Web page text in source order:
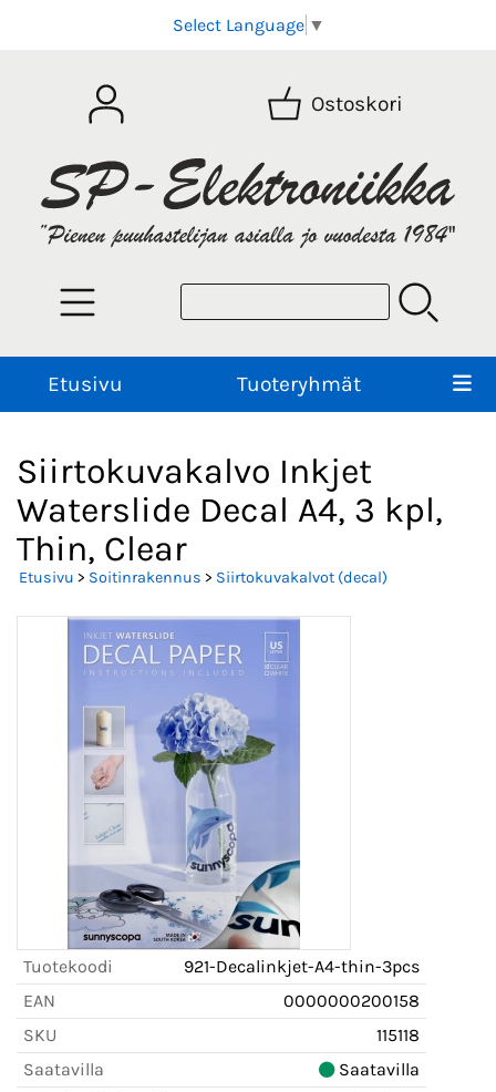
Select Language ▼
Ostoskori
Etusivu Tuoteryhmät
Siirtokuvakalvo Inkjet
Waterslide Decal A4, 3 kpl,
Thin, Clear
Etusivu > Soitinrakennus > Siirtokuvakalvot (decal)
Tuotekoodi
921-Decalinkjet-A4-thin-3pcs
EAN
0000000200158
SKU
115118
Saatavilla
Saatavilla